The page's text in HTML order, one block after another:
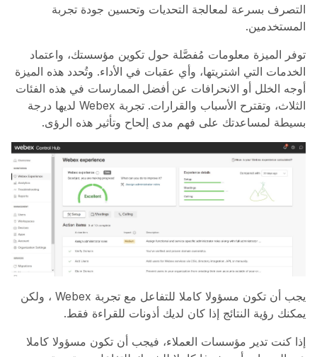
التصرف بسرعة لمعالجة التحديات وتحسين جودة تجربة
المستخدمين.
توفر الميزة معلومات مُفصَّلة حول تكوين مؤسستك، واعتماد
الخدمات التي اشتريتها، وأي عقبات في الأداء. وتُحدد هذه الميزة
أوجه الخلل أو الانحرافات عن أفضل الممارسات في هذه الفئات
الثلاث، وتقترح الأسباب والقرارات. تجربة Webex لديها درجة
بسيطة لمساعدتك على فهم مدى إلحاح وتأثير هذه الرؤى.
يجب أن تكون مسؤولا كاملا للتفاعل مع تجربة Webex ، ولكن
يمكنك رؤية النتائج إذا كان لديك أذونات للقراءة فقط.
إذا كنت تدير مؤسسات العملاء، فيجب أن تكون مسؤولا كاملا